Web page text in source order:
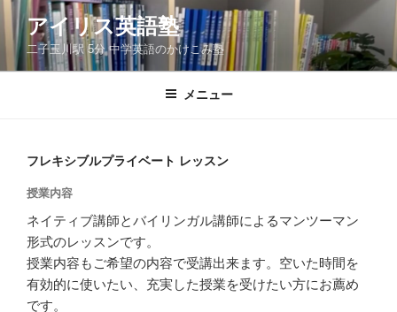
コ
ン
ン
アイリス英語塾
二子玉川駅 5分 中学英語のかけこみ塾
メニュー
フレキシブルプライベート レッスン
授業内容
ネイティブ講師とバイリンガル講師によるマンツーマン
形式のレッスンです。
授業内容もご希望の内容で受講出来ます。空いた時間を
有効的に使いたい、充実した授業を受けたい方にお薦め
です。